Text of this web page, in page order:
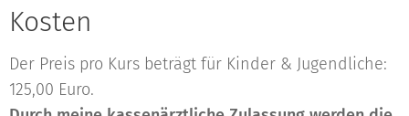
Kosten
Der Preis pro Kurs beträgt für Kinder & Jugendliche:
125,00 Euro.